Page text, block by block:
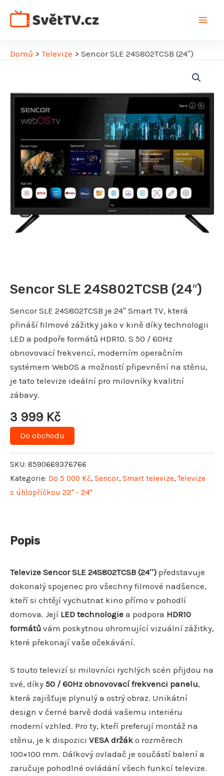
Domů > Televize > Sencor SLE 24S802TCSB (24″)
Sencor SLE 24S802TCSB (24″)
Sencor SLE 24S802TCSB je 24″ Smart TV, která
přináší filmové zážitky jako v kině díky technologii
LED a podpoře formátů HDR10. S 50 / 60Hz
obnovovací frekvencí, moderním operačním
systémem WebOS a možností připevnění na stěnu,
je tato televize ideální pro milovníky kvalitní
zábavy.
3 999 Kč
Do obchodu
SKU: 8590669376766
Kategorie: Do 5 000 Kč, Sencor, Smart televize,Televize
s úhlopříčkou 22″ - 24"
Popis
Televize Sencor SLE 24S802TCSB (24″) představuje
dokonalý spojenec pro všechny filmové nadšence,
kteří si chtějí vychutnat kino přímo v pohodlí
domova. Její LED technologie a podpora HDR10
formátů vám poskytnou ohromující vizuální zážitky,
které překonají vaše očekávání.
S touto televizí si milovníci rychlých scén přijdou na
své, díky 50 / 60Hz obnovovací frekvenci panelu,
která zajišťuje plynulý a ostrý obraz. Unikátní
design v černé barvě dodá vašemu interiéru
moderní vzhled. Pro ty, kteří preferují montáž na
stěnu, je k dispozici VESA držák o rozměrech
100×100 mm. Dálkový ovladač je součástí balení a
zaručuje pohodlné ovládání všech funkcí televize.